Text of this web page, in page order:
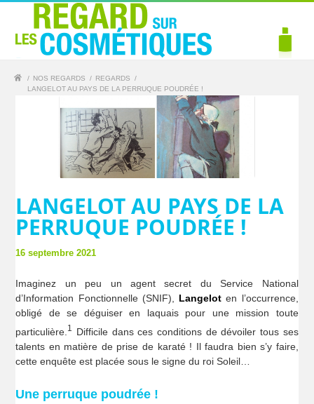
/ NOS REGARDS / REGARDS
/
LANGELOT AU PAYS DE LA PERRUQUE POUDRÉE !
LANGELOT AU PAYS DE LA
PERRUQUE POUDRÉE !
16 septembre 2021
Imaginez un peu un agent secret du Service National
d’Information Fonctionnelle (SNIF), Langelot en l’occurrence,
obligé de se déguiser en laquais pour une mission toute
particulière. 1
Difficile dans ces conditions de dévoiler tous ses
talents en matière de prise de karaté ! Il faudra bien s’y faire,
cette enquête est placée sous le signe du roi Soleil…
Une perruque poudrée !